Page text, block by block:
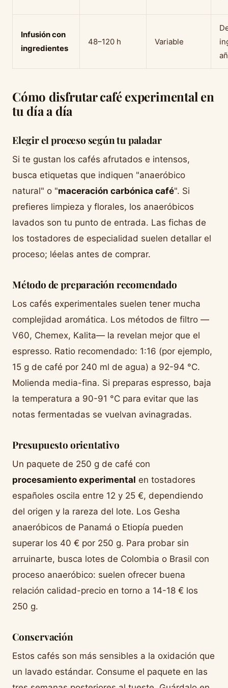
Infusión con
ingredientes
48–120 h Variable
Cómo disfrutar café experimental en
tu día a día
Elegir el proceso según tu paladar
Si te gustan los cafés afrutados e intensos,
busca etiquetas que indiquen "anaeróbico
natural" o "maceración carbónica café". Si
prefieres limpieza y florales, los anaeróbicos
lavados son tu punto de entrada. Las fichas de
los tostadores de especialidad suelen detallar el
proceso; léelas antes de comprar.
Método de preparación recomendado
Los cafés experimentales suelen tener mucha
complejidad aromática. Los métodos de filtro —
V60, Chemex, Kalita— la revelan mejor que el
espresso. Ratio recomendado: 1:16 (por ejemplo,
15 g de café por 240 ml de agua) a 92-94 °C.
Molienda media-fina. Si preparas espresso, baja
la temperatura a 90-91 °C para evitar que las
notas fermentadas se vuelvan avinagradas.
Presupuesto orientativo
Un paquete de 250 g de café con
procesamiento experimental en tostadores
españoles oscila entre 12 y 25 €, dependiendo
del origen y la rareza del lote. Los Gesha
anaeróbicos de Panamá o Etiopía pueden
superar los 40 € por 250 g. Para probar sin
arruinarte, busca lotes de Colombia o Brasil con
proceso anaeróbico: suelen ofrecer buena
relación calidad-precio en torno a 14-18 € los
250 g.
Conservación
Estos cafés son más sensibles a la oxidación que
un lavado estándar. Consume el paquete en las